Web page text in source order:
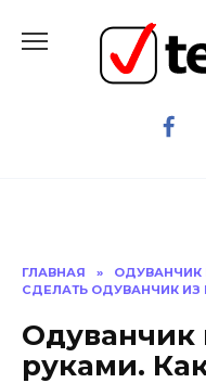
содержанию
ГЛАВНАЯ »
ОДУВАНЧИК
СДЕЛАТЬ ОДУВАНЧИК ИЗ
Одуванчик
руками.